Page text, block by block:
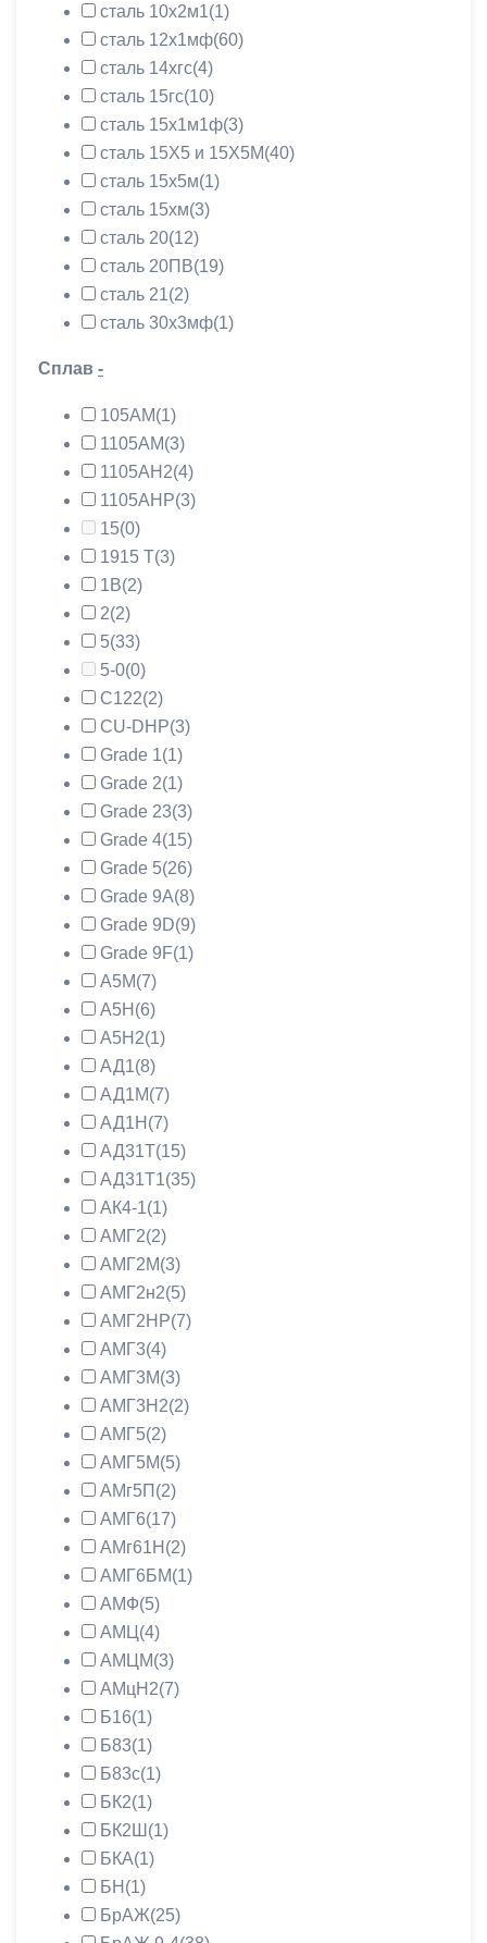
сталь 10х2м1(1)
сталь 12х1мф(60)
сталь 14хгс(4)
сталь 15гс(10)
сталь 15х1м1ф(3)
сталь 15Х5 и 15Х5М(40)
сталь 15х5м(1)
сталь 15хм(3)
сталь 20(12)
сталь 20ПВ(19)
сталь 21(2)
сталь 30х3мф(1)
Сплав -
105АМ(1)
1105АМ(3)
1105АН2(4)
1105АНР(3)
15(0)
1915 Т(3)
1В(2)
2(2)
5(33)
5-0(0)
C122(2)
CU-DHP(3)
Grade 1(1)
Grade 2(1)
Grade 23(3)
Grade 4(15)
Grade 5(26)
Grade 9A(8)
Grade 9D(9)
Grade 9F(1)
А5М(7)
А5Н (6)
А5Н2(1)
АД1(8)
АД1М(7)
АД1Н (7)
АД31Т(15)
АД31Т1(35)
АК4-1(1)
АМГ2(2)
АМГ2М(3)
АМГ2н2(5)
АМГ2НР(7)
АМГ3(4)
АМГ3М(3)
АМГ3Н2(2)
АМГ5(2)
АМГ5М(5)
АМг5П (2)
АМГ6(17)
АМг61Н (2)
АМГ6БМ(1)
АМФ(5)
АМЦ (4)
АМЦМ(3)
АМцН2(7)
Б16(1)
Б83(1)
Б83с(1)
БК2(1)
БК2Ш (1)
БКА(1)
БН (1)
БрАЖ(25)